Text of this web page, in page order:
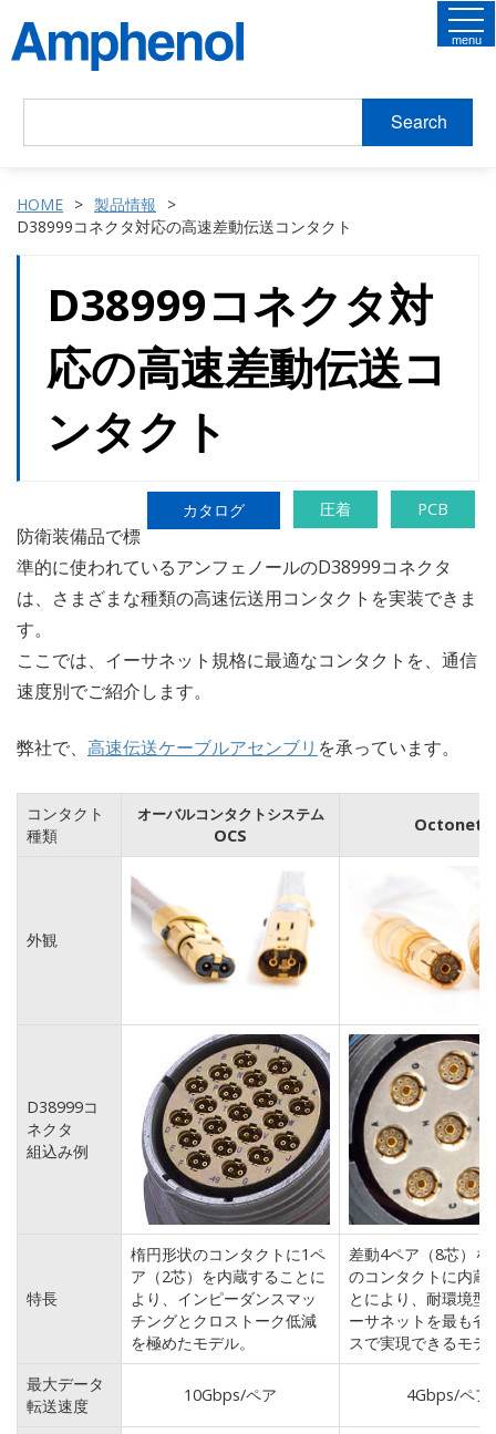
Search
menu
HOME
製品情報
D38999コネクタ対応の高速差動伝送コンタクト
D38999コネクタ対
応の高速差動伝送コ
ンタクト
カタログ 圧着 PCB
防衛装備品で標
準的に使われているアンフェノールのD38999コネクタ
は、さまざまな種類の高速伝送用コンタクトを実装できま
す。
ここでは、イーサネット規格に最適なコンタクトを、通信
速度別でご紹介します。
弊社で、 高速伝送ケーブルアセンブリ を承っています。
コンタクト
種類
オーバルコンタクトシステム
OCS
Octonet
外観
D38999コ
ネクタ
組込み例
特長
楕円形状のコンタクトに1ペ
ア（2芯）を内蔵することに
より、インピーダンスマッ
チングとクロストーク低減
を極めたモデル。
差動4ペア（8芯）を
のコンタクトに内蔵
とにより、耐環境型
ーサネットを最も省
スで実現できるモデ
最大データ
転送速度
10Gbps/ペア 4Gbps/ペア